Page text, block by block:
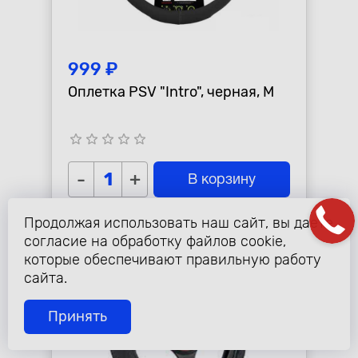
999 ₽
Оплетка PSV "Intro", черная, М
star_border star_border star_border star_border star_border
- + В корзину
Продолжая использовать наш сайт, вы даете
согласие на обработку файлов cookie,
которые обеспечивают правильную работу
сайта.